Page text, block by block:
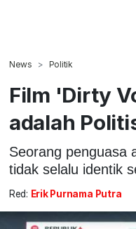
News Politik
Film 'Dirty
adalah
Seorang penguasa
tidak selalu identik
Red: Erik Purnama Putra